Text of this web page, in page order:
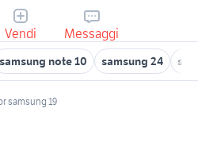
Vendi Messaggi
samsung note 10 samsung 24
samsung 19